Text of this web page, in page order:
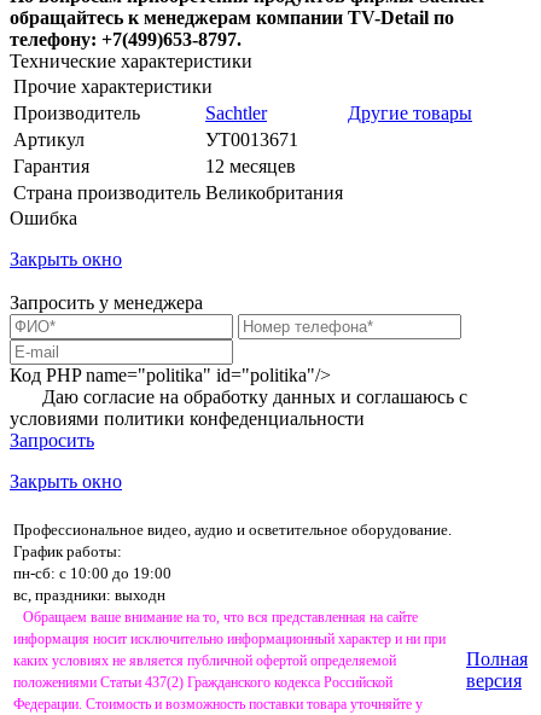
обращайтесь к менеджерам компании TV-Detail по
телефону: +7(499)653-8797.
Технические характеристики
Прочие характеристики
Производитель
Sachtler
Другие товары
Артикул
УТ0013671
Гарантия
12 месяцев
Страна производитель Великобритания
Ошибка
Закрыть окно
Запросить у менеджера
Код PHPname="politika" id="politika"/>
Даю согласие на обработку данных и соглашаюсь с
условиями политики конфеденциальности
Запросить
Закрыть окно
Профессиональное видео, аудио и осветительное оборудование.
График работы:
пн-сб: с 10:00 до 19:00
вс, праздники: выходн
Обращаем ваше внимание на то, что вся представленная на сайте
информация носит исключительно информационный характер и ни при
каких условиях не является публичной офертой определяемой
положениями Статьи 437(2) Гражданского кодекса Российской
Федерации. Стоимость и возможность поставки товара уточняйте у
Полная
версия